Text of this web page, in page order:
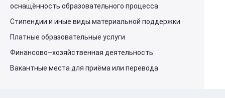
оснащённость образовательного процесса
Стипендии и иные виды материальной поддержки
Платные образовательные услуги
Финансово–хозяйственная деятельность
Вакантные места для приёма или перевода